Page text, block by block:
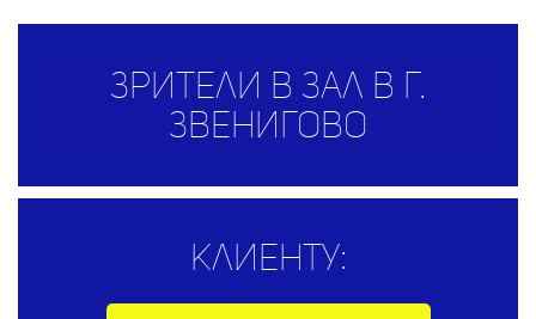
Зрители в зал в г.
Звенигово
Клиенту: